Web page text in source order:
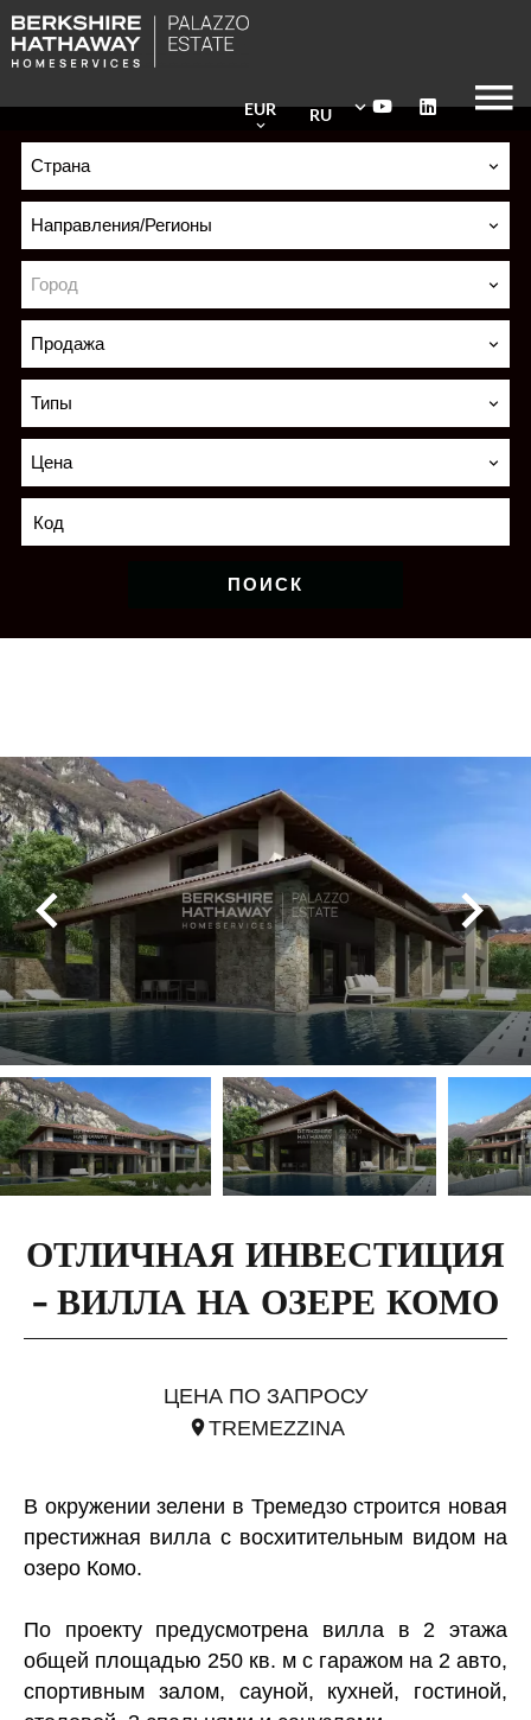
RU
EUR
Страна
Направления/Регионы
Город
Продажа
Типы
Цена
ПОИСК
ОТЛИЧНАЯ ИНВЕСТИЦИЯ
- ВИЛЛА НА ОЗЕРЕ КОМО
ЦЕНА ПО ЗАПРОСУ
TREMEZZINA
В окружении зелени в Тремедзо строится новая
престижная вилла с восхитительным видом на
озеро Комо.
По проекту предусмотрена вилла в 2 этажа
общей площадью 250 кв. м с гаражом на 2 авто,
спортивным залом, сауной, кухней, гостиной,